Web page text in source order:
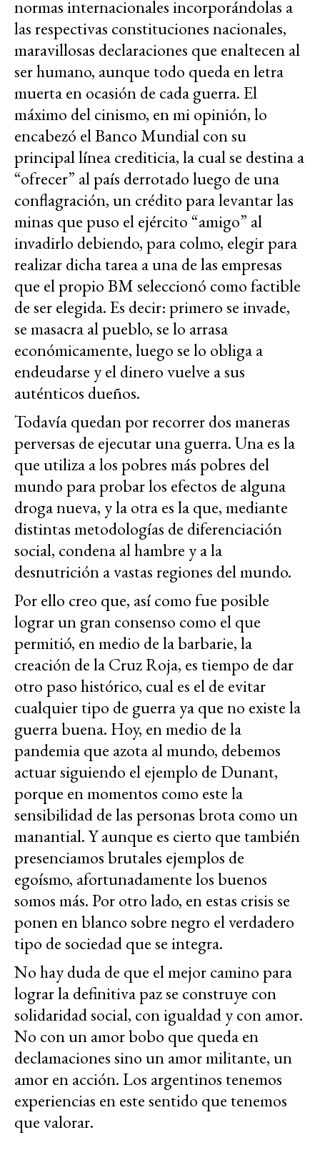
normas internacionales incorporándolas a
las respectivas constituciones nacionales,
maravillosas declaraciones que enaltecen al
ser humano, aunque todo queda en letra
muerta en ocasión de cada guerra. El
máximo del cinismo, en mi opinión, lo
encabezó el Banco Mundial con su
principal línea crediticia, la cual se destina a
“ofrecer” al país derrotado luego de una
conflagración, un crédito para levantar las
minas que puso el ejército “amigo” al
invadirlo debiendo, para colmo, elegir para
realizar dicha tarea a una de las empresas
que el propio BM seleccionó como factible
de ser elegida. Es decir: primero se invade,
se masacra al pueblo, se lo arrasa
económicamente, luego se lo obliga a
endeudarse y el dinero vuelve a sus
auténticos dueños.
Todavía quedan por recorrer dos maneras
perversas de ejecutar una guerra. Una es la
que utiliza a los pobres más pobres del
mundo para probar los efectos de alguna
droga nueva, y la otra es la que, mediante
distintas metodologías de diferenciación
social, condena al hambre y a la
desnutrición a vastas regiones del mundo.
Por ello creo que, así como fue posible
lograr un gran consenso como el que
permitió, en medio de la barbarie, la
creación de la Cruz Roja, es tiempo de dar
otro paso histórico, cual es el de evitar
cualquier tipo de guerra ya que no existe la
guerra buena. Hoy, en medio de la
pandemia que azota al mundo, debemos
actuar siguiendo el ejemplo de Dunant,
porque en momentos como este la
sensibilidad de las personas brota como un
manantial. Y aunque es cierto que también
presenciamos brutales ejemplos de
egoísmo, afortunadamente los buenos
somos más. Por otro lado, en estas crisis se
ponen en blanco sobre negro el verdadero
tipo de sociedad que se integra.
No hay duda de que el mejor camino para
lograr la definitiva paz se construye con
solidaridad social, con igualdad y con amor.
No con un amor bobo que queda en
declamaciones sino un amor militante, un
amor en acción. Los argentinos tenemos
experiencias en este sentido que tenemos
que valorar.